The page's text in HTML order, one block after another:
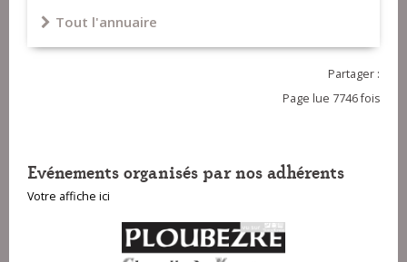
Tout l'annuaire
Partager :
Page lue 7746 fois
Evénements organisés par nos adhérents
Votre affiche ici